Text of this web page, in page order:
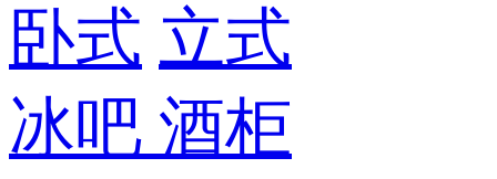
卧式 立式
冰吧 酒柜